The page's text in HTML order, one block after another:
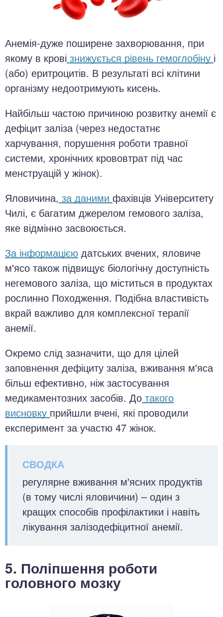
Анемія-дуже поширене захворювання, при
якому в крові знижується рівень гемоглобіну і
(або) еритроцитів. В результаті всі клітини
організму недоотримують кисень.
Найбільш частою причиною розвитку анемії є
дефіцит заліза (через недостатнє
харчування, порушення роботи травної
системи, хронічних крововтрат під час
менструацій у жінок).
Яловичина, за даними фахівців Університету
Чилі, є багатим джерелом гемового заліза,
яке відмінно засвоюється.
За інформацією датських вчених, яловиче
м'ясо також підвищує біологічну доступність
негемового заліза, що міститься в продуктах
рослинно Походження. Подібна властивість
вкрай важливо для комплексної терапії
анемії.
Окремо слід зазначити, що для цілей
заповнення дефіциту заліза, вживання м'яса
більш ефективно, ніж застосування
медикаментозних засобів. До такого
висновку прийшли вчені, які проводили
експеримент за участю 47 жінок.
регулярне вживання м'ясних продуктів
(в тому числі яловичини) – один з
кращих способів профілактики і навіть
лікування залізодефіцитної анемії.
5. Поліпшення роботи
головного мозку